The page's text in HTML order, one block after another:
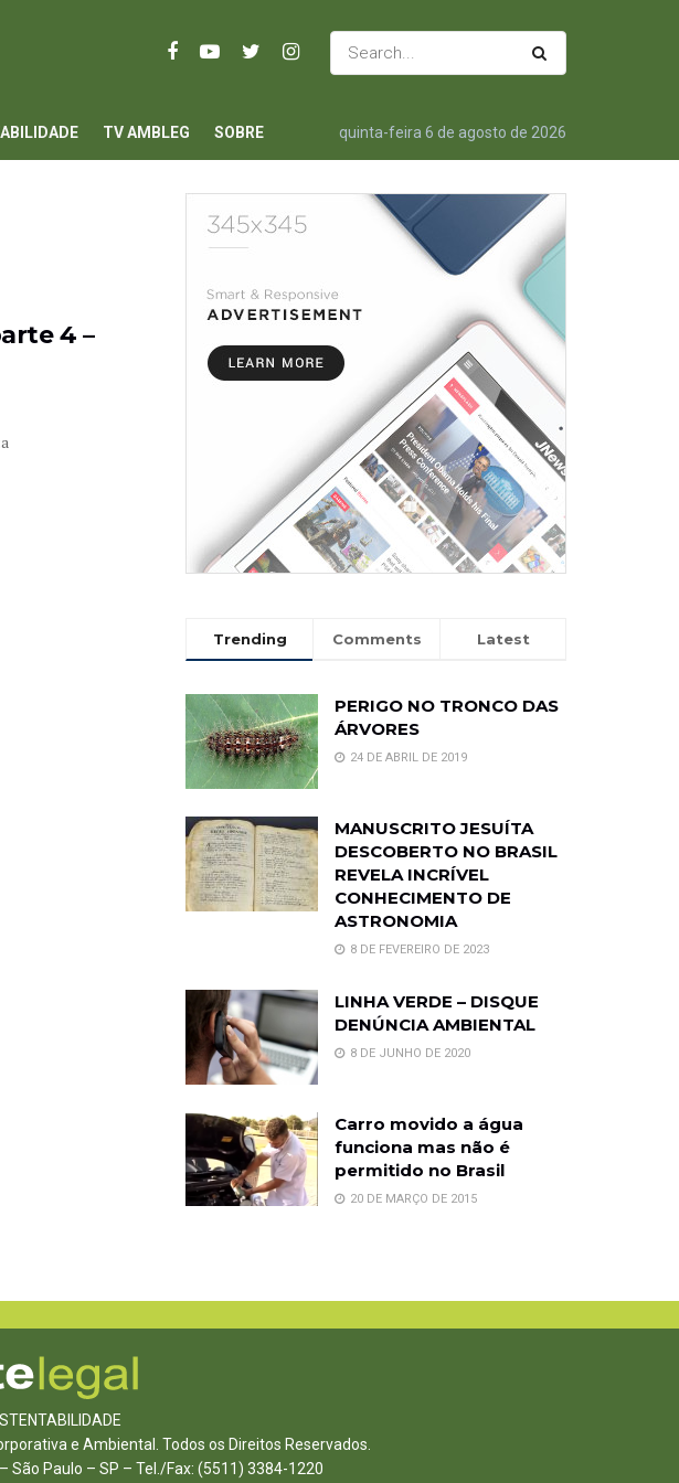
TV AMBLEG SOBRE quinta-feira 6 de agosto de 2026
4 –
Trending Comments Latest
PERIGO NO TRONCO DAS
ÁRVORES
24 DE ABRIL DE 2019
MANUSCRITO JESUÍTA
DESCOBERTO NO BRASIL
REVELA INCRÍVEL
CONHECIMENTO DE
ASTRONOMIA
8 DE FEVEREIRO DE 2023
LINHA VERDE – DISQUE
DENÚNCIA AMBIENTAL
8 DE JUNHO DE 2020
Carro movido a água
funciona mas não é
permitido no Brasil
20 DE MARÇO DE 2015
e Ambiental. Todos os Direitos Reservados.
São Paulo – SP – Tel./Fax: (5511) 3384-1220